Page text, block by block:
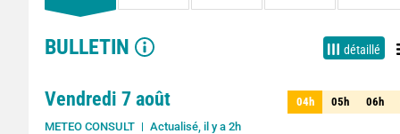
BULLETIN détaillé
Vendredi 7 août
METEO CONSULT Actualisé, il y a 2h
04h 05h 06h
04h 05h 06h